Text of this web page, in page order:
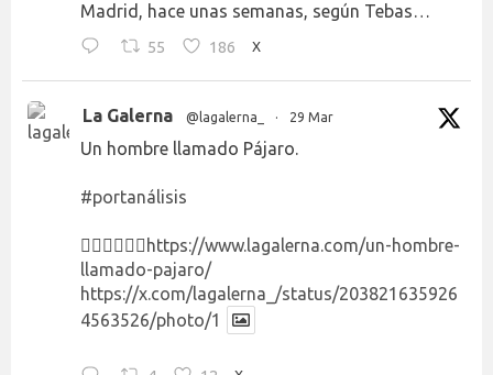
Madrid, hace unas semanas, según Tebas…
55 186 X
La Galerna @lagalerna_ · 29 Mar
Un hombre llamado Pájaro.
#portanálisis
👉🏻👉🏻👉🏻 https://www.lagalerna.com/un-hombre-
llamado-pajaro/
https://x.com/lagalerna_/status/203821635926
4563526/photo/1